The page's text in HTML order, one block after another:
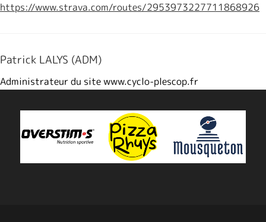
https://www.strava.com/routes/2953973227711868926
Patrick LALYS (ADM)
Administrateur du site www.cyclo-plescop.fr